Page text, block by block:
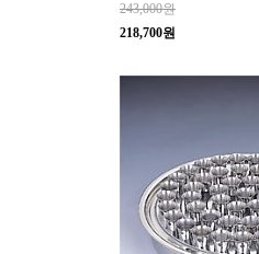
243,000원
218,700원